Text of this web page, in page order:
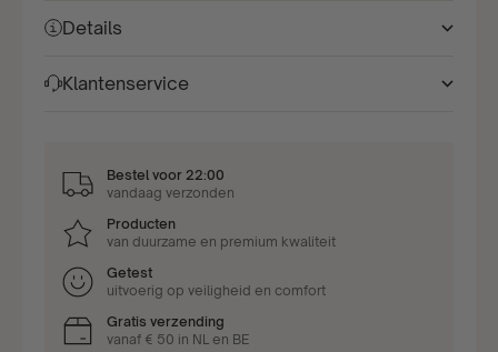
Details
Klantenservice
Bestel voor 22:00
vandaag verzonden
Producten
van duurzame en premium kwaliteit
Getest
uitvoerig op veiligheid en comfort
Gratis verzending
vanaf € 50 in NL en BE